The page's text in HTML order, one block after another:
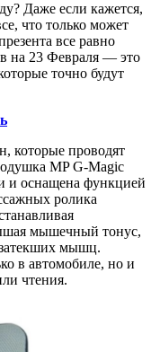
Даже если кажется,
что только может
все равно
на 23 Февраля — это
точно будут
которые проводят
MP G-Magic
и оснащена функцией
ролика
мышечный тонус,
мышц.
в автомобиле, но и
чтения.